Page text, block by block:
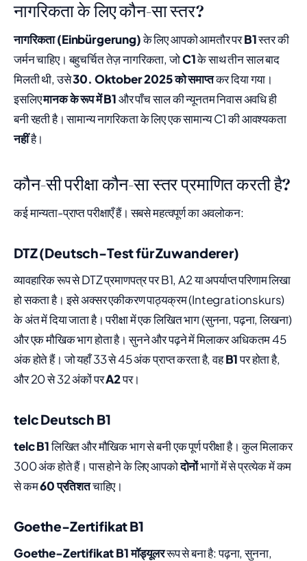
नागरिकता के लिए कौन-सा स्तर?
नागरिकता (Einbürgerung)के लिए आपको आमतौर परB1स्तर की
जर्मन चाहिए। बहुचर्चित तेज़ नागरिकता, जोC1के साथ तीन साल बाद
मिलती थी, उसे30. Oktober 2025 को समाप्तकर दिया गया।
इसलिएमानक के रूप में B1और पाँच साल की न्यूनतम निवास अवधि ही
बनी रहती है। सामान्य नागरिकता के लिए एक सामान्य C1 की आवश्यकता
नहींहै।
कौन-सी परीक्षा कौन-सा स्तर प्रमाणित करती है?
कई मान्यता-प्राप्त परीक्षाएँ हैं। सबसे महत्वपूर्ण का अवलोकन:
DTZ (Deutsch-Test für Zuwanderer)
व्यावहारिक रूप से DTZ प्रमाणपत्र पर B1, A2 या अपर्याप्त परिणाम लिखा
हो सकता है। इसे अक्सर एकीकरण पाठ्यक्रम (Integrationskurs)
के अंत में दिया जाता है। परीक्षा में एक लिखित भाग (सुनना, पढ़ना, लिखना)
और एक मौखिक भाग होता है। सुनने और पढ़ने में मिलाकर अधिकतम 45
अंक होते हैं। जो यहाँ 33 से 45 अंक प्राप्त करता है, वहB1पर होता है,
और 20 से 32 अंकों परA2पर।
telc Deutsch B1
telc B1लिखित और मौखिक भाग से बनी एक पूर्ण परीक्षा है। कुल मिलाकर
300 अंक होते हैं। पास होने के लिए आपकोदोनोंभागों में से प्रत्येक में कम
से कम60 प्रतिशतचाहिए।
Goethe-Zertifikat B1
Goethe-Zertifikat B1मॉड्यूलररूप से बना है: पढ़ना, सुनना,